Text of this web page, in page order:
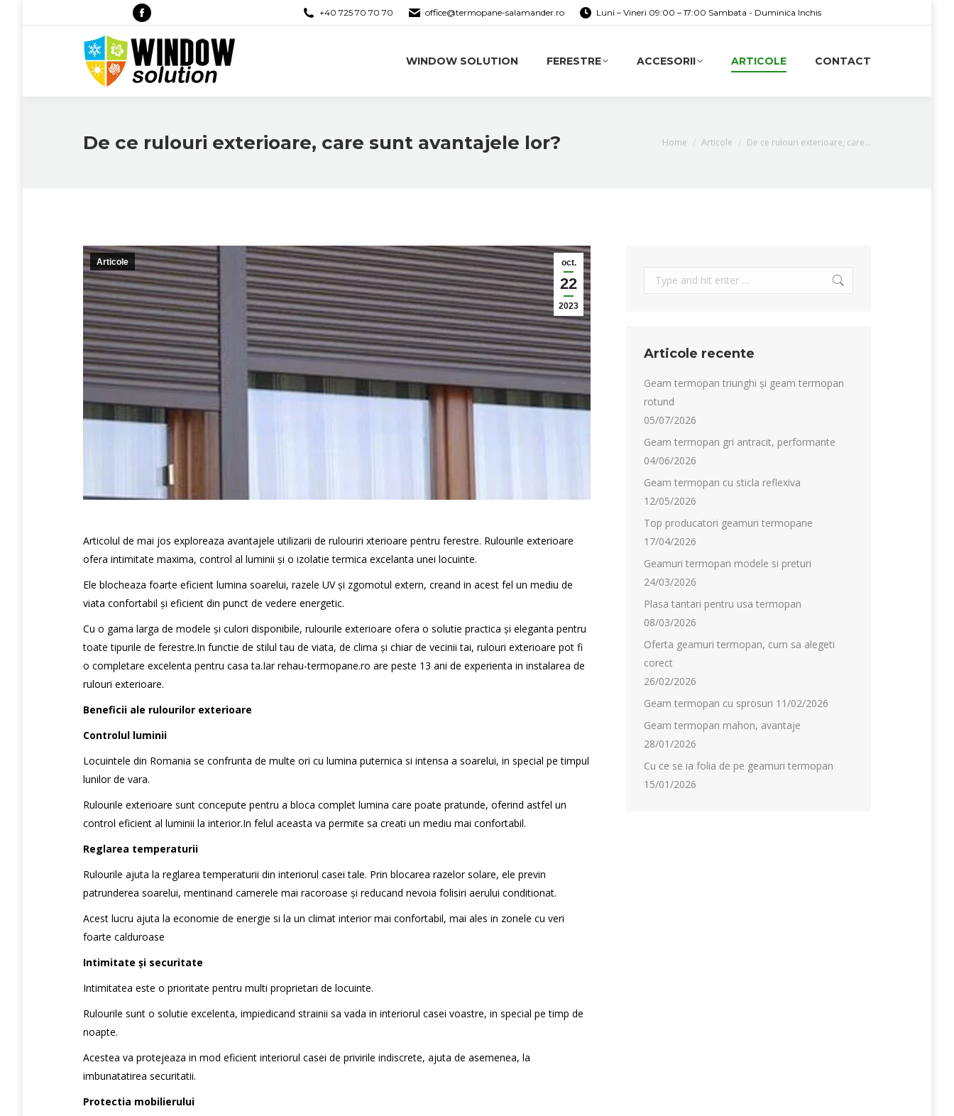
Facebook
page
opens
in
+40 725 70 70 70 office@termopane-salamander.ro Luni – Vineri 09:00 – 17:00 Sambata - Duminica Inchis
WINDOW SOLUTION FERESTRE ACCESORII ARTICOLE CONTACT
De ce rulouri exterioare, care sunt avantajele lor? You are here:
Home Articole De ce rulouri exterioare, care…
oct.
22
2023
Articole
Articolul de mai jos exploreaza avantajele utilizarii de rulouriri xterioare pentru ferestre. Rulourile exterioare
ofera intimitate maxima, control al luminii și o izolatie termica excelanta unei locuinte.
Ele blocheaza foarte eficient lumina soarelui, razele UV și zgomotul extern, creand in acest fel un mediu de
viata confortabil și eficient din punct de vedere energetic.
Cu o gama larga de modele și culori disponibile, rulourile exterioare ofera o solutie practica și eleganta pentru
toate tipurile de ferestre.In functie de stilul tau de viata, de clima și chiar de vecinii tai, rulouri exterioare pot fi
o completare excelenta pentru casa ta.Iar rehau-termopane.ro are peste 13 ani de experienta in instalarea de
rulouri exterioare.
Beneficii ale rulourilor exterioare
Controlul luminii
Locuintele din Romania se confrunta de multe ori cu lumina puternica si intensa a soarelui, in special pe timpul
lunilor de vara.
Rulourile exterioare sunt concepute pentru a bloca complet lumina care poate pratunde, oferind astfel un
control eficient al luminii la interior.In felul aceasta va permite sa creati un mediu mai confortabil.
Reglarea temperaturii
Rulourile ajuta la reglarea temperaturii din interiorul casei tale. Prin blocarea razelor solare, ele previn
patrunderea soarelui, mentinand camerele mai racoroase și reducand nevoia folisiri aerului conditionat.
Acest lucru ajuta la economie de energie si la un climat interior mai confortabil, mai ales in zonele cu veri
foarte calduroase
Intimitate și securitate
Intimitatea este o prioritate pentru multi proprietari de locuinte.
Rulourile sunt o solutie excelenta, impiedicand strainii sa vada in interiorul casei voastre, in special pe timp de
noapte.
Acestea va protejeaza in mod eficient interiorul casei de privirile indiscrete, ajuta de asemenea, la
imbunatatirea securitatii.
Protectia mobilierului
Search:
Articole recente
Geam termopan triunghi și geam termopan
rotund
05/07/2026
Geam termopan gri antracit, performante
04/06/2026
Geam termopan cu sticla reflexiva
12/05/2026
Top producatori geamuri termopane
17/04/2026
Geamuri termopan modele si preturi
24/03/2026
Plasa tantari pentru usa termopan
08/03/2026
Oferta geamuri termopan, cum sa alegeti
corect
26/02/2026
Geam termopan cu sprosuri 11/02/2026
Geam termopan mahon, avantaje
28/01/2026
Cu ce se ia folia de pe geamuri termopan
15/01/2026